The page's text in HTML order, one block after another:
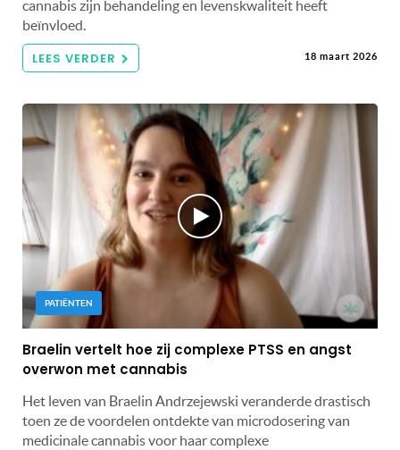
cannabis zijn behandeling en levenskwaliteit heeft
beïnvloed.
LEES VERDER 18 maart 2026
PATIËNTEN
Braelin vertelt hoe zij complexe PTSS en angst
overwon met cannabis
Het leven van Braelin Andrzejewski veranderde drastisch
toen ze de voordelen ontdekte van microdosering van
medicinale cannabis voor haar complexe